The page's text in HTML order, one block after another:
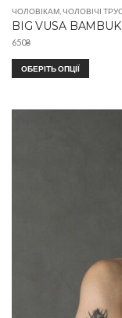
ЧОЛОВІКАМ,ЧОЛОВІЧІ
BIG VUSA
650₴
ОБЕРІТЬ ОПЦІЇ